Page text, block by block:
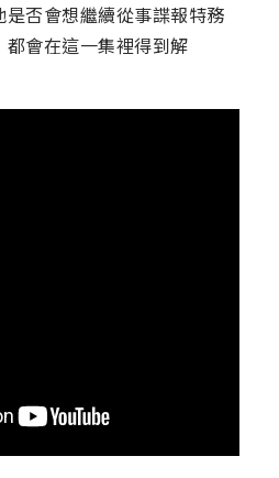
否會想繼續從事諜報特務
會在這一集裡得到解